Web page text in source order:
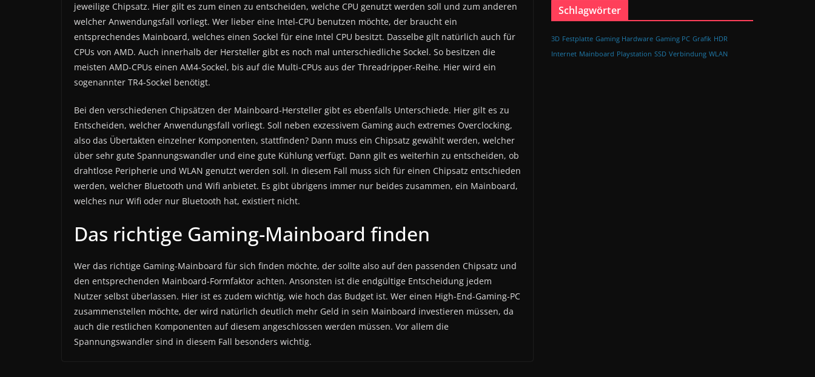
jeweilige Chipsatz. Hier gilt es zum einen zu entscheiden, welche CPU genutzt werden soll und zum anderen
welcher Anwendungsfall vorliegt. Wer lieber eine Intel-CPU benutzen möchte, der braucht ein
entsprechendes Mainboard, welches einen Sockel für eine Intel CPU besitzt. Dasselbe gilt natürlich auch für
CPUs von AMD. Auch innerhalb der Hersteller gibt es noch mal unterschiedliche Sockel. So besitzen die
meisten AMD-CPUs einen AM4-Sockel, bis auf die Multi-CPUs aus der Threadripper-Reihe. Hier wird ein
sogenannter TR4-Sockel benötigt.
Bei den verschiedenen Chipsätzen der Mainboard-Hersteller gibt es ebenfalls Unterschiede. Hier gilt es zu
Entscheiden, welcher Anwendungsfall vorliegt. Soll neben exzessivem Gaming auch extremes Overclocking,
also das Übertakten einzelner Komponenten, stattfinden? Dann muss ein Chipsatz gewählt werden, welcher
über sehr gute Spannungswandler und eine gute Kühlung verfügt. Dann gilt es weiterhin zu entscheiden, ob
drahtlose Peripherie und WLAN genutzt werden soll. In diesem Fall muss sich für einen Chipsatz entschieden
werden, welcher Bluetooth und Wifi anbietet. Es gibt übrigens immer nur beides zusammen, ein Mainboard,
welches nur Wifi oder nur Bluetooth hat, existiert nicht.
Das richtige Gaming-Mainboard finden
Wer das richtige Gaming-Mainboard für sich finden möchte, der sollte also auf den passenden Chipsatz und
den entsprechenden Mainboard-Formfaktor achten. Ansonsten ist die endgültige Entscheidung jedem
Nutzer selbst überlassen. Hier ist es zudem wichtig, wie hoch das Budget ist. Wer einen High-End-Gaming-PC
zusammenstellen möchte, der wird natürlich deutlich mehr Geld in sein Mainboard investieren müssen, da
auch die restlichen Komponenten auf diesem angeschlossen werden müssen. Vor allem die
Spannungswandler sind in diesem Fall besonders wichtig.
Schlagwörter
3D Festplatte Gaming Hardware Gaming PC Grafik HDR
Internet Mainboard Playstation SSD Verbindung WLAN